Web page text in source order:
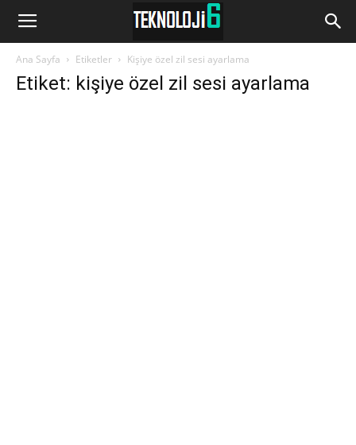
www.Teknoloji6.com
Ana Sayfa Etiketler Kişiye özel zil sesi ayarlama
Etiket: kişiye özel zil sesi ayarlama